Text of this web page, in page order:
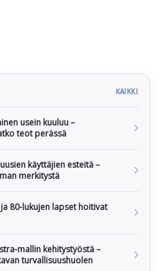
KAIKKI
usein kuuluu –
teot perässä
käyttäjien esteitä –
merkitystä
80-lukujen lapset hoitivat
mallin kehitystyöstä –
turvallisuushuolen